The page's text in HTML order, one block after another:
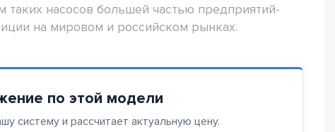
таких насосов большей частью предприятий-
на мировом и российском рынках.
по этой модели
систему и рассчитает актуальную цену.